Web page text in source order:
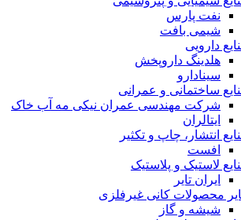
نفت پارس
شیمی بافت
دارویی
هلدینگ داروپخش
سینادارو
ساختمانی و عمرانی
شرکت مهندسی عمران نیکی مه آب خاک
ایتالران
انتشار، چاپ و تکثير
افست
لاستیک و پلاستیک
ایران تایر
محصولات كانی غيرفلزی
شیشه و گاز